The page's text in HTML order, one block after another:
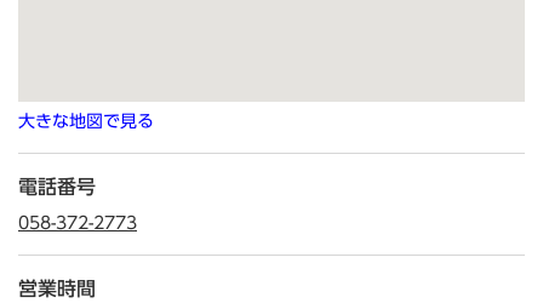
大きな地図で見る
電話番号
058-372-2773
営業時間